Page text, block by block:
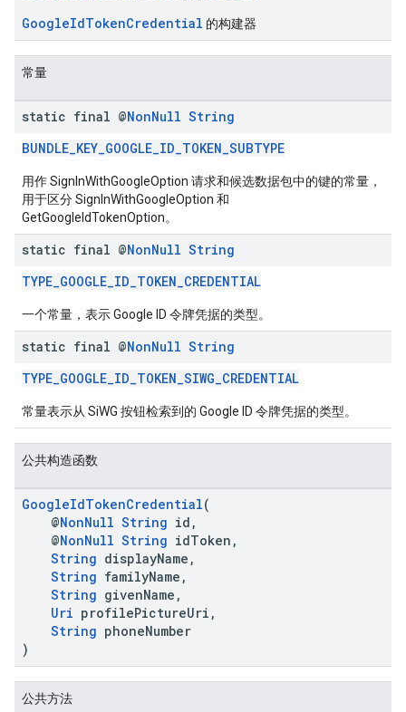
GoogleIdTokenCredential 的构建器
常量
static final @NonNull String
BUNDLE_KEY_GOOGLE_ID_TOKEN_SUBTYPE
用作 SignInWithGoogleOption 请求和候选数据包中的键的常量，
用于区分 SignInWithGoogleOption 和
GetGoogleIdTokenOption。
static final @NonNull String
TYPE_GOOGLE_ID_TOKEN_CREDENTIAL
一个常量，表示 Google ID 令牌凭据的类型。
static final @NonNull String
TYPE_GOOGLE_ID_TOKEN_SIWG_CREDENTIAL
常量表示从 SiWG 按钮检索到的 Google ID 令牌凭据的类型。
公共构造函数
GoogleIdTokenCredential(
@NonNull String id,
@NonNull String idToken,
String displayName,
String familyName,
String givenName,
Uri profilePictureUri,
String phoneNumber
)
公共方法